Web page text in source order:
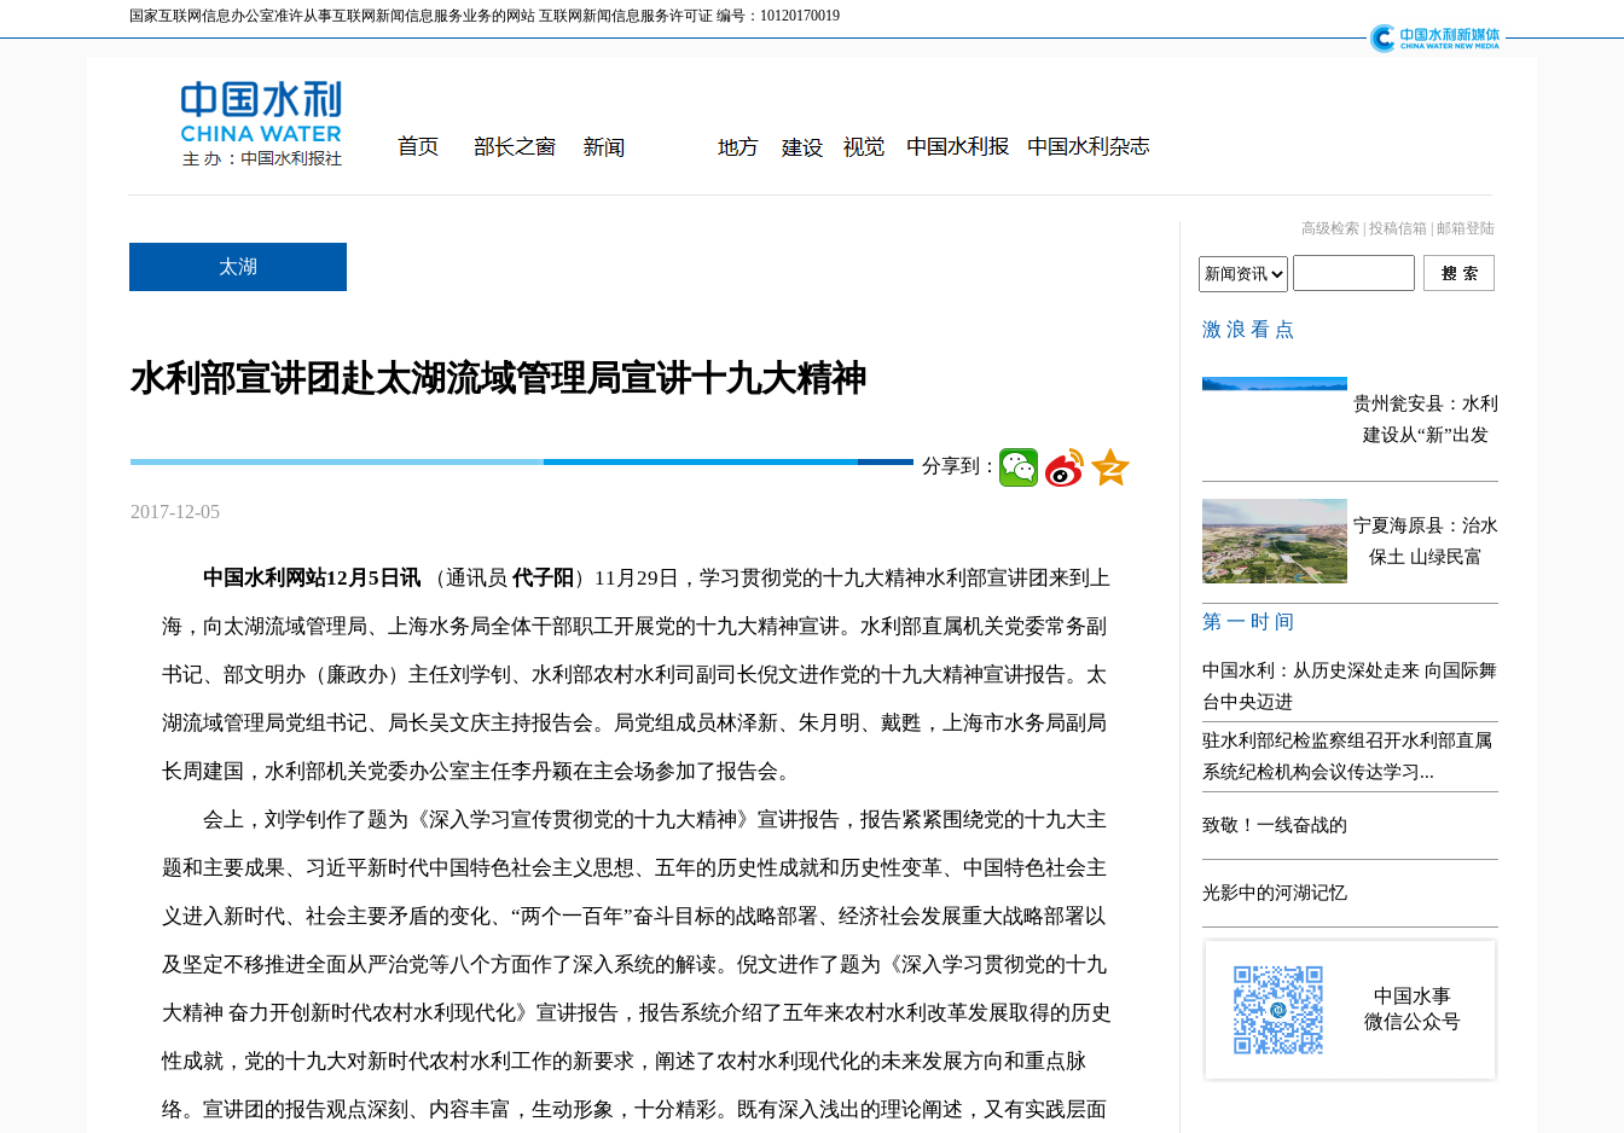
国家互联网信息办公室准许从事互联网新闻信息服务业务的网站 互联网新闻信息服务许可证 编号：10120170019
太湖
高级检索 投稿信箱 邮箱登陆
水利部宣讲团赴太湖流域管理局宣讲十九大精神
分享到：
2017-12-05
中国水利网站12月5日讯 （通讯员 代子阳 ）11月29日，学习贯彻党的十九大精神水利部宣讲团来到上
海，向太湖流域管理局、上海水务局全体干部职工开展党的十九大精神宣讲。水利部直属机关党委常务副
书记、部文明办（廉政办）主任刘学钊、水利部农村水利司副司长倪文进作党的十九大精神宣讲报告。太
湖流域管理局党组书记、局长吴文庆主持报告会。局党组成员林泽新、朱月明、戴甦，上海市水务局副局
长周建国，水利部机关党委办公室主任李丹颖在主会场参加了报告会。
会上，刘学钊作了题为《深入学习宣传贯彻党的十九大精神》宣讲报告，报告紧紧围绕党的十九大主
题和主要成果、习近平新时代中国特色社会主义思想、五年的历史性成就和历史性变革、中国特色社会主
义进入新时代、社会主要矛盾的变化、“两个一百年”奋斗目标的战略部署、经济社会发展重大战略部署以
及坚定不移推进全面从严治党等八个方面作了深入系统的解读。倪文进作了题为《深入学习贯彻党的十九
大精神 奋力开创新时代农村水利现代化》宣讲报告，报告系统介绍了五年来农村水利改革发展取得的历史
性成就，党的十九大对新时代农村水利工作的新要求，阐述了农村水利现代化的未来发展方向和重点脉
络。宣讲团的报告观点深刻、内容丰富，生动形象，十分精彩。既有深入浅出的理论阐述，又有实践层面